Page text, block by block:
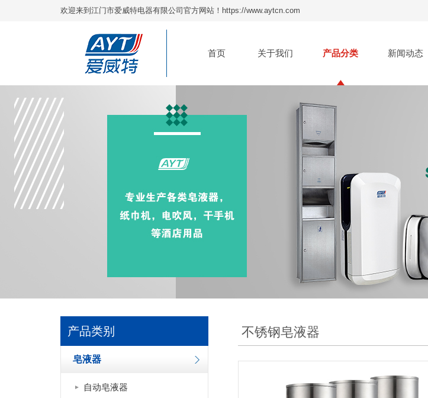
欢迎来到江门市爱威特电器有限公司官方网站！https://www.aytcn.com
首页 关于我们 产品分类 新闻动态
产品类别
皂液器
自动皂液器
不锈钢皂液器